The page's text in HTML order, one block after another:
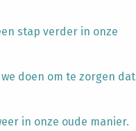
stap verder in onze
doen om te zorgen dat
in onze oude manier.